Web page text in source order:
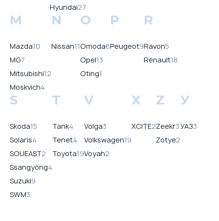
Hyundai27
M
Mazda10
MG7
Mitsubishi12
Moskvich4
N
Nissan11
O
Omoda6
Opel13
Oting1
P
Peugeot9
R
Ravon5
Renault18
S
Skoda15
Solaris4
SOUEAST2
Ssangyong4
Suzuki9
SWM3
T
Tank4
Tenet4
Toyota19
V
Volga3
Volkswagen19
Voyah2
X
XCITE2
Z
Zeekr3
Zotye2
У
УАЗ3